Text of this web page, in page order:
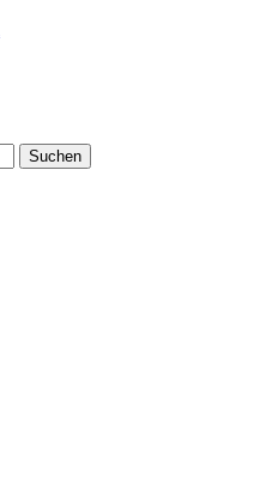
Suchen